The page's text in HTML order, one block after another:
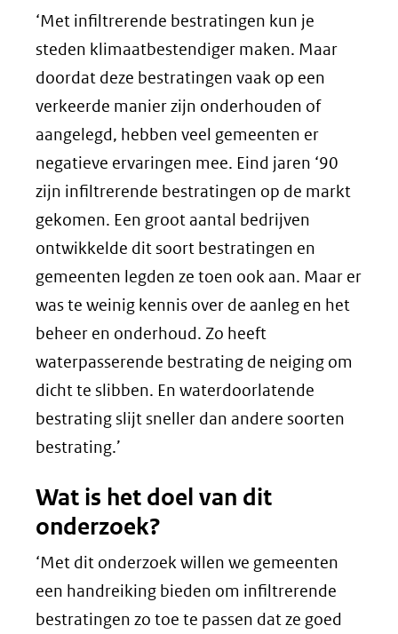
‘Met infiltrerende bestratingen kun je
steden klimaatbestendiger maken. Maar
doordat deze bestratingen vaak op een
verkeerde manier zijn onderhouden of
aangelegd, hebben veel gemeenten er
negatieve ervaringen mee. Eind jaren ‘90
zijn infiltrerende bestratingen op de markt
gekomen. Een groot aantal bedrijven
ontwikkelde dit soort bestratingen en
gemeenten legden ze toen ook aan. Maar er
was te weinig kennis over de aanleg en het
beheer en onderhoud. Zo heeft
waterpasserende bestrating de neiging om
dicht te slibben. En waterdoorlatende
bestrating slijt sneller dan andere soorten
bestrating.’
Wat is het doel van dit
onderzoek?
‘Met dit onderzoek willen we gemeenten
een handreiking bieden om infiltrerende
bestratingen zo toe te passen dat ze goed